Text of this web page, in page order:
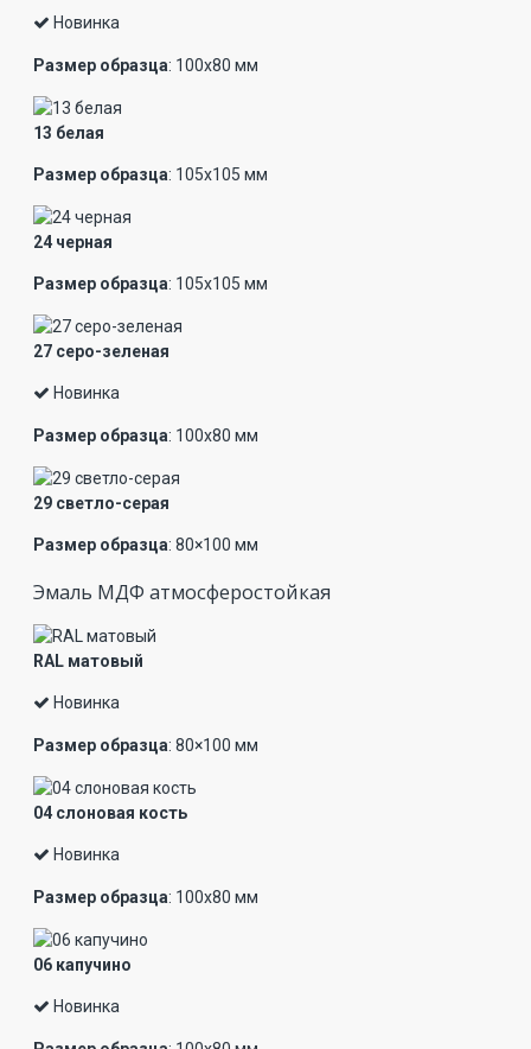
Новинка
Размер образца: 100х80 мм
13 белая
Размер образца: 105х105 мм
24 черная
Размер образца: 105х105 мм
27 серо-зеленая
Новинка
Размер образца: 100х80 мм
29 светло-серая
Размер образца: 80×100 мм
Эмаль МДФ атмосферостойкая
RAL матовый
Новинка
Размер образца: 80×100 мм
04 слоновая кость
Новинка
Размер образца: 100х80 мм
06 капучино
Новинка